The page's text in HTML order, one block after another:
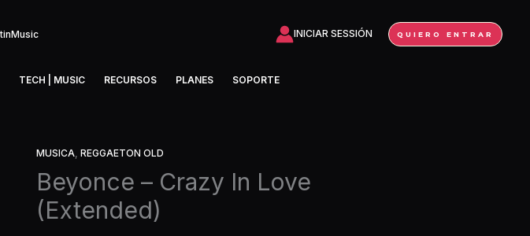
INICIAR SESSIÓN QUIERO ENTRAR
TECH | MUSIC RECURSOS PLANES SOPORTE
MUSICA, REGGAETON OLD
Beyonce – Crazy In Love
(Extended)
Beyonce
-
Crazy
In